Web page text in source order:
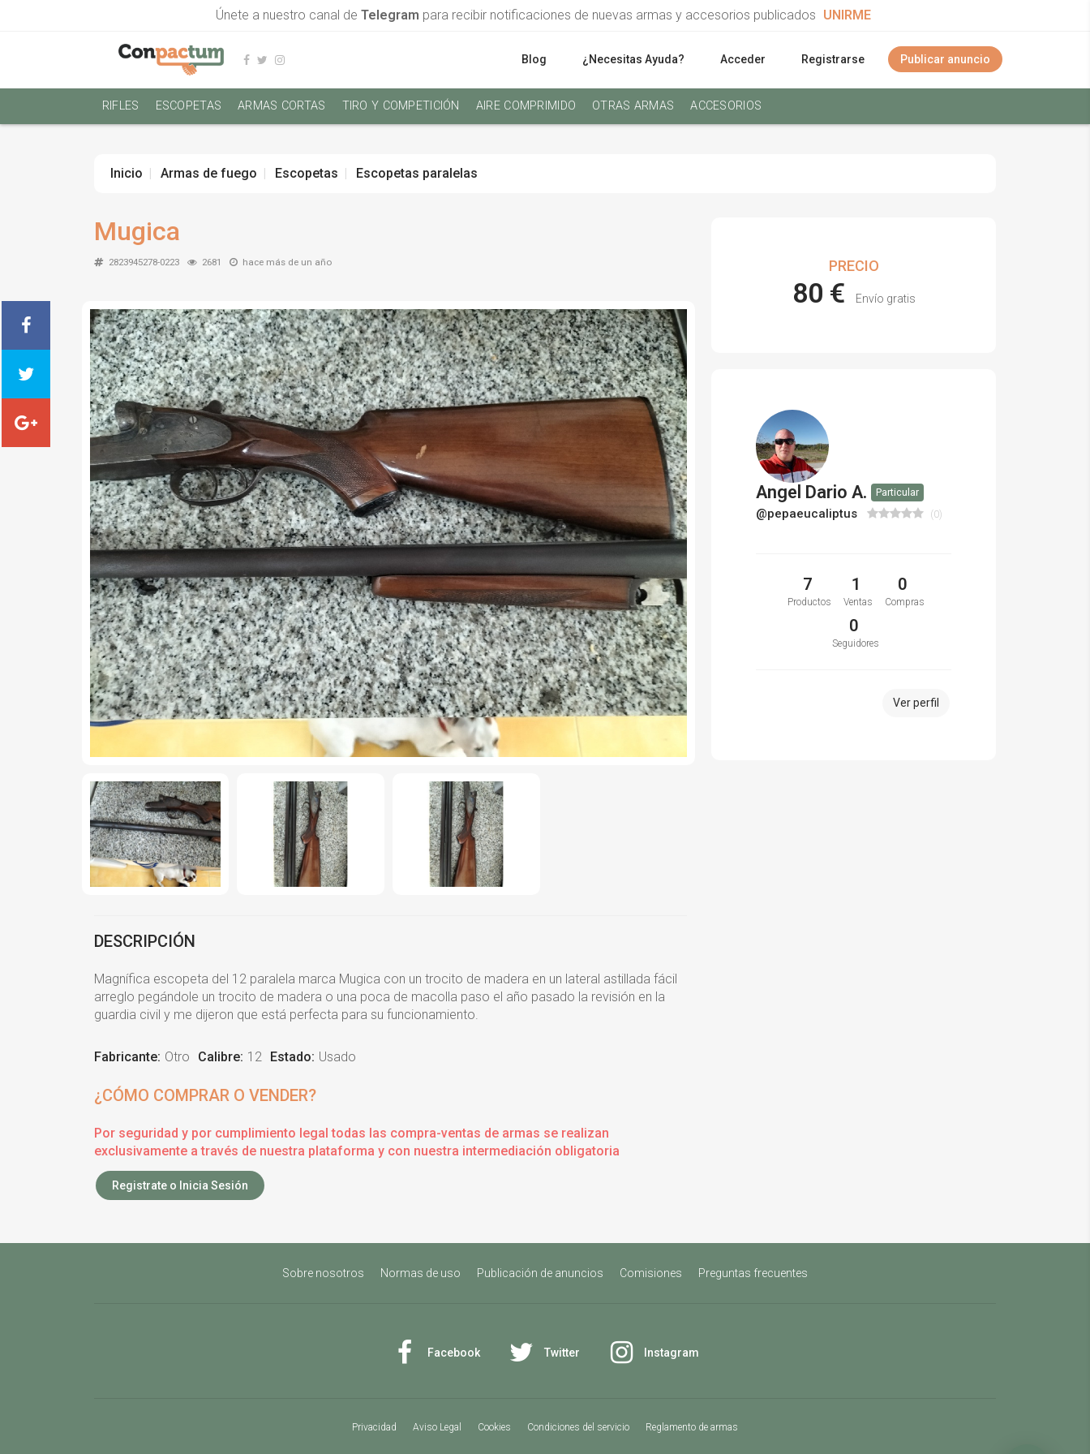
Únete a nuestro canal de Telegram para recibir notificaciones de nuevas armas y accesorios publicados UNIRME
Blog ¿Necesitas Ayuda? Acceder Registrarse Publicar anuncio
RIFLES ESCOPETAS ARMAS CORTAS TIRO Y COMPETICIÓN AIRE COMPRIMIDO OTRAS ARMAS ACCESORIOS
Inicio Armas de fuego Escopetas Escopetas paralelas
Mugica
2823945278-0223 2681 hace más de un año
DESCRIPCIÓN
Magnífica escopeta del 12 paralela marca Mugica con un trocito de madera en un lateral astillada fácil
arreglo pegándole un trocito de madera o una poca de macolla paso el año pasado la revisión en la
guardia civil y me dijeron que está perfecta para su funcionamiento.
Fabricante: Otro Calibre: 12 Estado: Usado
¿CÓMO COMPRAR O VENDER?
Por seguridad y por cumplimiento legal todas las compra-ventas de armas se realizan
exclusivamente a través de nuestra plataforma y con nuestra intermediación obligatoria
Registrate o Inicia Sesión
PRECIO
80 € Envío gratis
Angel Dario A. Particular
@pepaeucaliptus (0)
7
Productos
1
Ventas
0
Compras
0
Seguidores
Ver perfil
Sobre nosotros Normas de uso Publicación de anuncios Comisiones Preguntas frecuentes
Facebook Twitter Instagram
Privacidad Aviso Legal Cookies Condiciones del servicio Reglamento de armas